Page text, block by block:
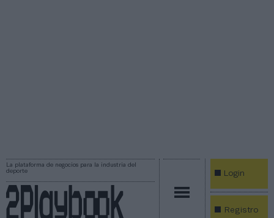
La plataforma de negocios para la industria del
deporte
Login
Registro